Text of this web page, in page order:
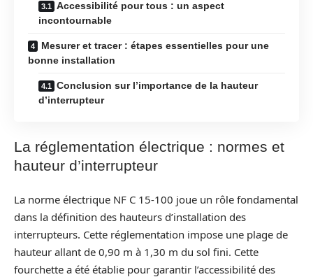
Accessibilité pour tous : un aspect
incontournable
Mesurer et tracer : étapes essentielles pour une
bonne installation
Conclusion sur l’importance de la hauteur
d’interrupteur
La réglementation électrique : normes et
hauteur d’interrupteur
La norme électrique NF C 15-100 joue un rôle fondamental
dans la définition des hauteurs d’installation des
interrupteurs. Cette réglementation impose une plage de
hauteur allant de 0,90 m à 1,30 m du sol fini. Cette
fourchette a été établie pour garantir l’accessibilité des